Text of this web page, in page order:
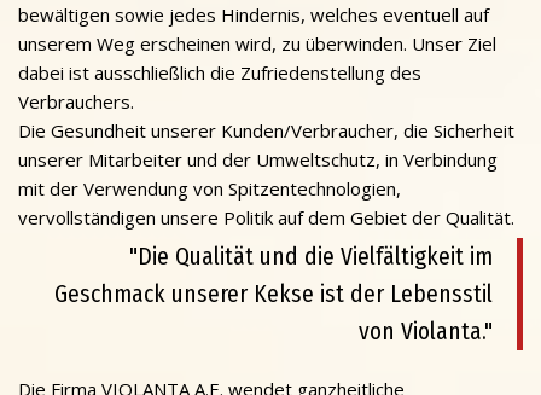
bewältigen sowie jedes Hindernis, welches eventuell auf
unserem Weg erscheinen wird, zu überwinden. Unser Ziel
dabei ist ausschließlich die Zufriedenstellung des
Verbrauchers.
Die Gesundheit unserer Kunden/Verbraucher, die Sicherheit
unserer Mitarbeiter und der Umweltschutz, in Verbindung
mit der Verwendung von Spitzentechnologien,
vervollständigen unsere Politik auf dem Gebiet der Qualität.
"Die Qualität und die Vielfältigkeit im
Geschmack unserer Kekse ist der Lebensstil
von Violanta."
Die Firma VIOLANTA A.E. wendet ganzheitliche